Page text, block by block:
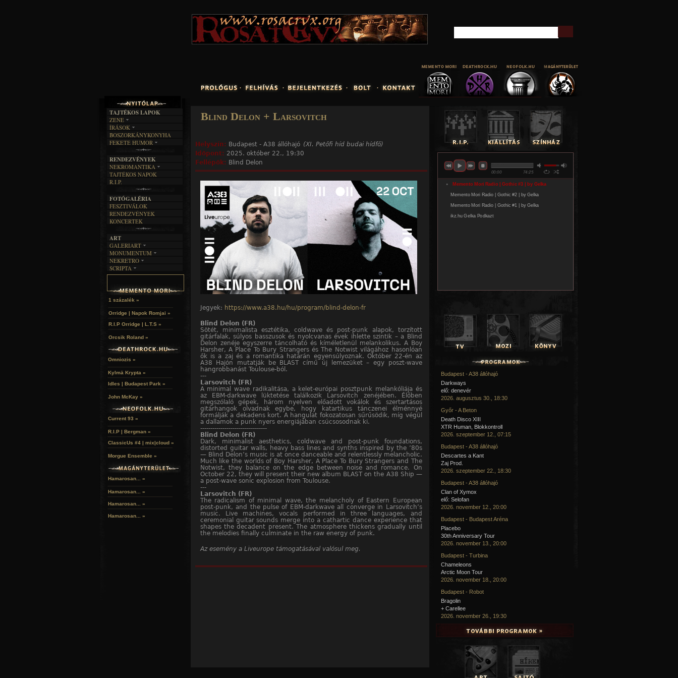
Blind Delon + Larsovitch
Helyszín: Budapest - A38 állóhajó (XI. Petőfi híd budai hídfő)
Időpont: 2025. október 22., 19:30
Fellépők: Blind Delon
Jegyek: https://www.a38.hu/hu/program/blind-delon-fr
Blind Delon (FR)
Sötét, minimalista esztétika, coldwave és post-punk alapok, torzított
gitárfalak, súlyos basszusok és nyolcvanas évek ihlette szintik – a Blind
Delon zenéje egyszerre táncolható és kíméletlenül melankolikus. A Boy
Harsher, A Place To Bury Strangers és The Notwist világához hasonlóan
ők is a zaj és a romantika határán egyensúlyoznak. Október 22-én az
A38 Hajón mutatják be BLAST című új lemezüket – egy poszt-wave
hangrobbanást Toulouse-ból.
---
Larsovitch (FR)
A minimal wave radikalitása, a kelet-európai posztpunk melankóliája és
az EBM-darkwave lüktetése találkozik Larsovitch zenéjében. Élőben
megszólaló gépek, három nyelven előadott vokálok és szertartásos
gitárhangok olvadnak egybe, hogy katartikus tánczenei élménnyé
formálják a dekadens kort. A hangulat fokozatosan sűrűsödik, míg végül
a dallamok a punk nyers energiájában csúcsosodnak ki.
---------------------------------
Blind Delon (FR)
Dark, minimalist aesthetics, coldwave and post-punk foundations,
distorted guitar walls, heavy bass lines and synths inspired by the ’80s
— Blind Delon’s music is at once danceable and relentlessly melancholic.
Much like the worlds of Boy Harsher, A Place To Bury Strangers and The
Notwist, they balance on the edge between noise and romance. On
October 22, they will present their new album BLAST on the A38 Ship —
a post-wave sonic explosion from Toulouse.
---
Larsovitch (FR)
The radicalism of minimal wave, the melancholy of Eastern European
post-punk, and the pulse of EBM-darkwave all converge in Larsovitch’s
music. Live machines, vocals performed in three languages, and
ceremonial guitar sounds merge into a cathartic dance experience that
shapes the decadent present. The atmosphere thickens gradually until
the melodies finally culminate in the raw energy of punk.
Az esemény a Liveurope támogatásával valósul meg.
TAJTÉKOS LAPOK
ZENE
EGYÜTTESEK
INTERJÚK
FORDÍTÁSOK
DALSZÖVEGEK
ÍRÁSOK
IRODALOM
FILM
MŰVÉSZET
ÍRÁSTÖRTÉNET
BOSZORKÁNYKONYHA
FEKETE HUMOR
SZÖVEGES
RENDEZVÉNYEK
NEKROMANTIKA
AKTUÁLIS
A MÚLT
TAJTÉKOS NAPOK
R.I.P.
FOTÓGALÉRIA
FESZTIVÁLOK
RENDEZVÉNYEK
KONCERTEK
ART
GALERIART
ARTGALERI
KÉPREGÉNYEK
LAKÁSKULTS
MONUMENTUM
TEMETŐK
TEMPLOMOK
HELYEK
NEKRETRO
SZUBKULT
RELIKVIÁK
SCRIPTA
NOVELLÁK
HALÁLTÁNC
1 százalék »
Orridge | Napok Romjai »
R.I.P Orridge | L.T.S »
Orcsik Roland »
Omniozis »
Kylmä Krypta »
Idles | Budapest Park »
John McKay »
Current 93 »
R.I.P | Bergman »
ClassicUs #4 | mix|cloud »
Morgue Ensemble »
Hamarosan... »
Hamarosan... »
Hamarosan... »
Hamarosan... »
Budapest - A38 állóhajó
Darkways
elő: denevér
2026. augusztus 30., 18:30
Győr - A Beton
Death Disco XIII
XTR Human, Blokkontroll
2026. szeptember 12., 07:15
Budapest - A38 állóhajó
Descartes a Kant
Zaj Prod.
2026. szeptember 22., 18:30
Budapest - A38 állóhajó
Clan of Xymox
elő: Selofan
2026. november 12., 20:00
Budapest - Budapest Aréna
Placebo
30th Anniversary Tour
2026. november 13., 20:00
Budapest - Turbina
Chameleons
Arctic Moon Tour
2026. november 18., 20:00
Budapest - Robot
Bragolin
+ Carellee
2026. november 26., 19:30